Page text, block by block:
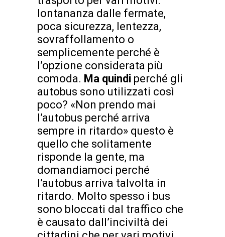
lontananza dalle fermate,
poca sicurezza, lentezza,
sovraffollamento o
semplicemente perché è
l’opzione considerata più
comoda. Ma quindi perché gli
autobus sono utilizzati così
poco? «Non prendo mai
l’autobus perché arriva
sempre in ritardo» questo è
quello che solitamente
risponde la gente, ma
domandiamoci perché
l’autobus arriva talvolta in
ritardo. Molto spesso i bus
sono bloccati dal traffico che
è causato dall’inciviltà dei